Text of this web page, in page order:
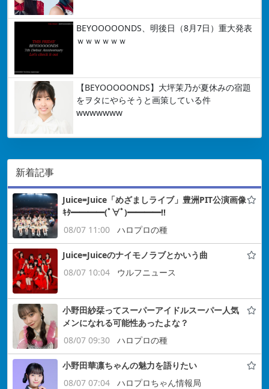
BEYOOOOONDS、明後日（8月7日）重大発表
ｗｗｗｗｗｗ
【BEYOOOOONDS】大坪茉乃が夏休みの宿題
をヲタにやらそうと画策している件
wwwwwww
新着記事
Juice=Juice「めざましライブ」豊洲PIT公演画像
ｷﾀ━━━━(ﾟ∀ﾟ)━━━━!!
08/07 11:00
ハロプロの種
Juice=Juiceのナイモノラブとかいう曲
08/07 10:04
ウルフニュース
小野田紗栞ってスーパーアイドルスーパー人気
メンになれる可能性あったよな？
08/07 09:30
ハロプロの種
小野田華凛ちゃんの魅力を語りたい
08/07 07:04
ハロプロちゃん情報局